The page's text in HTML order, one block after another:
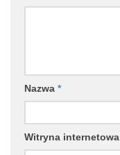
Nazwa *
Witryna internetowa